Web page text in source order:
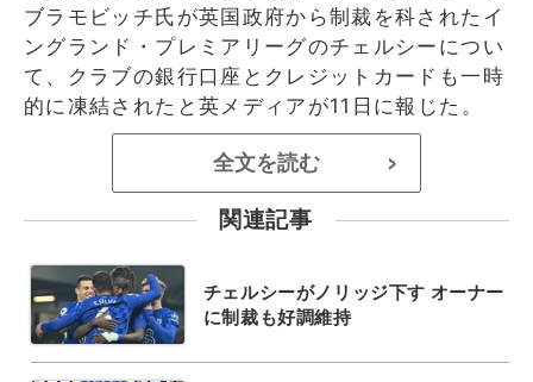
ブラモビッチ氏が英国政府から制裁を科されたイ
ングランド・プレミアリーグのチェルシーについ
て、クラブの銀行口座とクレジットカードも一時
的に凍結されたと英メディアが11日に報じた。
全文を読む >
関連記事
チェルシーがノリッジ下す オーナー
に制裁も好調維持